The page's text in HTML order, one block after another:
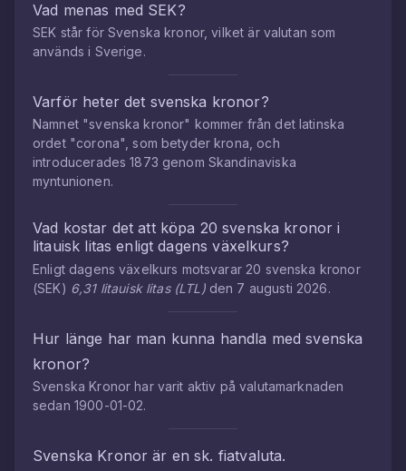
Vad menas med SEK?
SEK står för Svenska kronor, vilket är valutan som
används i Sverige.
Varför heter det svenska kronor?
Namnet "svenska kronor" kommer från det latinska
ordet "corona", som betyder krona, och
introducerades 1873 genom Skandinaviska
myntunionen.
Vad kostar det att köpa 20svenska kronor i
litauisk litas enligt dagens växelkurs?
Enligt dagens växelkurs motsvarar 20 svenska kronor
(SEK) 6,31 litauisk litas(LTL )den 7 augusti 2026.
Hur länge har man kunna handla medsvenska
kronor?
Svenska Kronor har varit aktiv på valutamarknaden
sedan 1900-01-02.
Svenska Kronor är en sk. fiatvaluta.